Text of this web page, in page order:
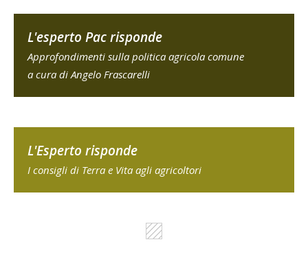
L'esperto Pac risponde
Approfondimenti sulla politica agricola comune
a cura di Angelo Frascarelli
L'Esperto risponde
I consigli di Terra e Vita agli agricoltori